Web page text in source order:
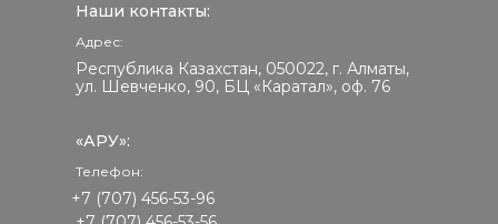
Республика Казахстан, 050022, г. Алматы,
ул. Шевченко, 90, БЦ «Каратал», оф. 76
Наши контакты:
«АРУ»:
+7 (707) 456-53-96
Адрес:
Телефон: